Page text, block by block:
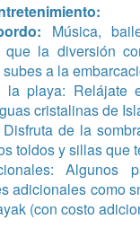
Música,
que la diversión
a la
la playa: Relájate
cristalinas de
Disfruta de la
toldos y sillas que
Algunos
adicionales como
(con costo